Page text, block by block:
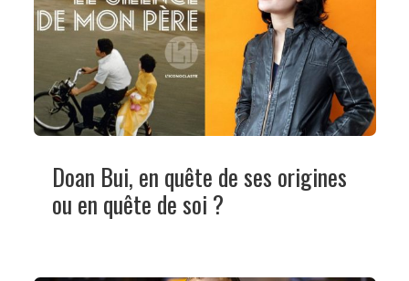
Doan Bui, en quête de ses origines
ou en quête de soi ?